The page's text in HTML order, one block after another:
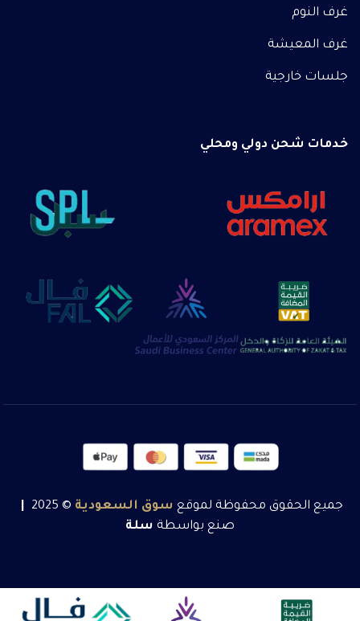
غرف النوم
غرف المعيشة
جلسات خارجية
خدمات شحن دولي ومحلي
جميع الحقوق محفوظة لموقع سوق السعودية © 2025
صنع بواسطة سلة